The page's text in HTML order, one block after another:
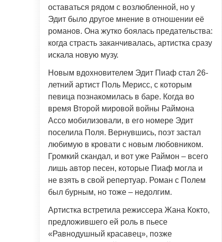
оставаться рядом с возлюбленной, но у
Эдит было другое мнение в отношении её
романов. Она жутко боялась предательства:
когда страсть заканчивалась, артистка сразу
искала новую музу.
Новым вдохновителем Эдит Пиаф стал 26-
летний артист Поль Мерисс, с которым
певица познакомилась в баре. Когда во
время Второй мировой войны Раймона
Ассо мобилизовали, в его номере Эдит
поселила Поля. Вернувшись, поэт застал
любимую в кровати с новым любовником.
Громкий скандал, и вот уже Раймон – всего
лишь автор песен, которые Пиаф могла и
не взять в свой репертуар. Роман с Полем
был бурным, но тоже – недолгим.
Артистка встретила режиссера Жана Кокто,
предложившего ей роль в пьесе
«Равнодушный красавец», позже